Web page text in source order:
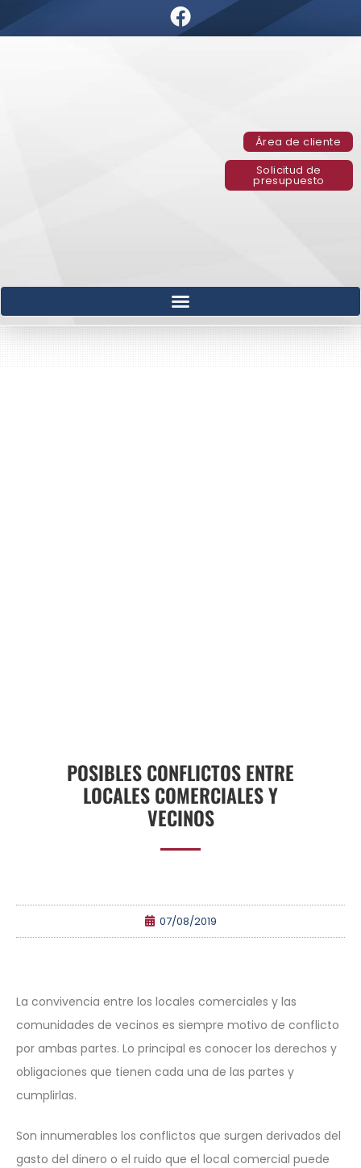
Área de cliente
Solicitud de
presupuesto
POSIBLES CONFLICTOS ENTRE
LOCALES COMERCIALES Y
VECINOS
07/08/2019
La convivencia entre los locales comerciales y las
comunidades de vecinos es siempre motivo de conflicto
por ambas partes. Lo principal es conocer los derechos y
obligaciones que tienen cada una de las partes y
cumplirlas.
Son innumerables los conflictos que surgen derivados del
gasto del dinero o el ruido que el local comercial puede